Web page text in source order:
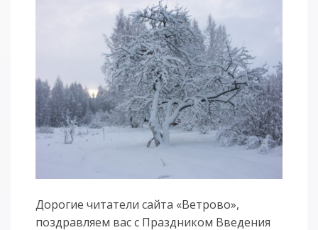
Дорогие читатели сайта «Ветрово»,
поздравляем вас с Праздником Введения